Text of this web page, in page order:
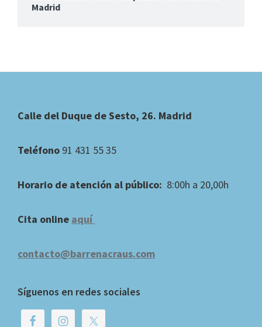
Madrid
Footer
Calle del Duque de Sesto, 26. Madrid
Teléfono 91 431 55 35
Horario de atención al público: 8:00h a 20,00h
Cita online aquí
contacto@barrenacraus.com
Síguenos en redes sociales